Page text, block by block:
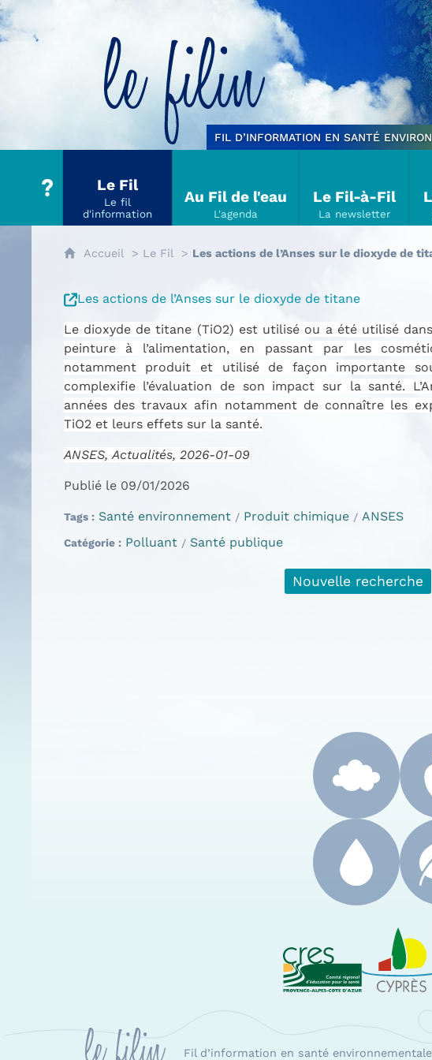
FIL D’INFORMATION EN SANTÉ
Le Fil
Au Fil de l'eau Le Fil-à-Fil
Accueil Le Fil Les actions de l’Anses sur le dioxyde de
Les actions de l’Anses sur le dioxyde de titane
Le dioxyde de titane (TiO2) est utilisé ou a été utilisé
peinture à l’alimentation, en passant par les
notamment produit et utilisé de façon importante
complexifie l’évaluation de son impact sur la santé.
années des travaux afin notamment de connaître les
TiO2 et leurs effets sur la santé.
ANSES, Actualités, 2026-01-09
Publié le 09/01/2026
Tags Santé environnement Produit chimique ANSES
Catégorie Polluant Santé publique
Nouvelle recherche
Fil d’information en santé environnementale